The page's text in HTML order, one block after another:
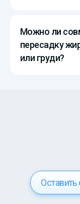
Можно ли
пересадку
или груди?
Оставить